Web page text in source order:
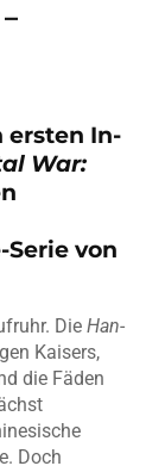
ersten In-
War:
von
Die Han-
Kaisers,
die Fäden
Doch